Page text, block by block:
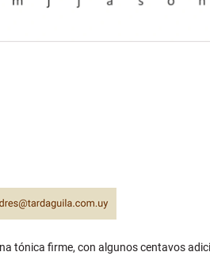
tónica firme, con algunos centavos